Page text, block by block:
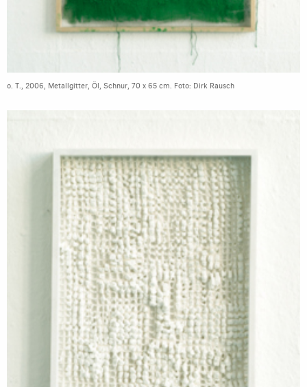
o. T., 2006, Metallgitter, Öl, Schnur, 70 x 65 cm. Foto: Dirk Rausch